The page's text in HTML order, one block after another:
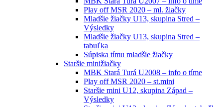
Play off MSR 2020 – ml. žiačky
Mladšie žiačky U13, skupina Stred –
Výsledky
Mladšie žiačky U13, skupina Stred –
tabuľka
Súpiska tímu mladšie žiačky
Staršie minižiačky
MBK Stará Turá U2008 – info o tíme
Play off MSR 2020 – st.mini
Staršie mini U12, skupina Západ –
Výsledky